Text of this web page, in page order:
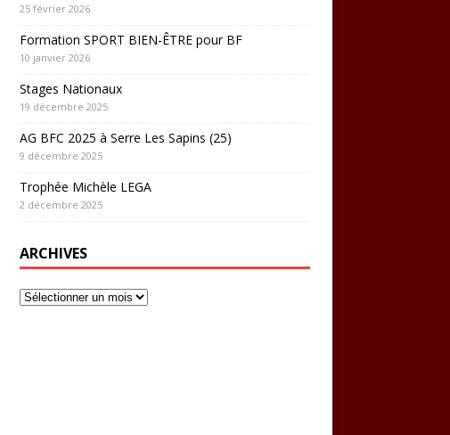
25 février 2026
Formation SPORT BIEN-ÊTRE pour BF
10 janvier 2026
Stages Nationaux
19 décembre 2025
AG BFC 2025 à Serre Les Sapins (25)
9 décembre 2025
Trophée Michèle LEGA
2 décembre 2025
ARCHIVES